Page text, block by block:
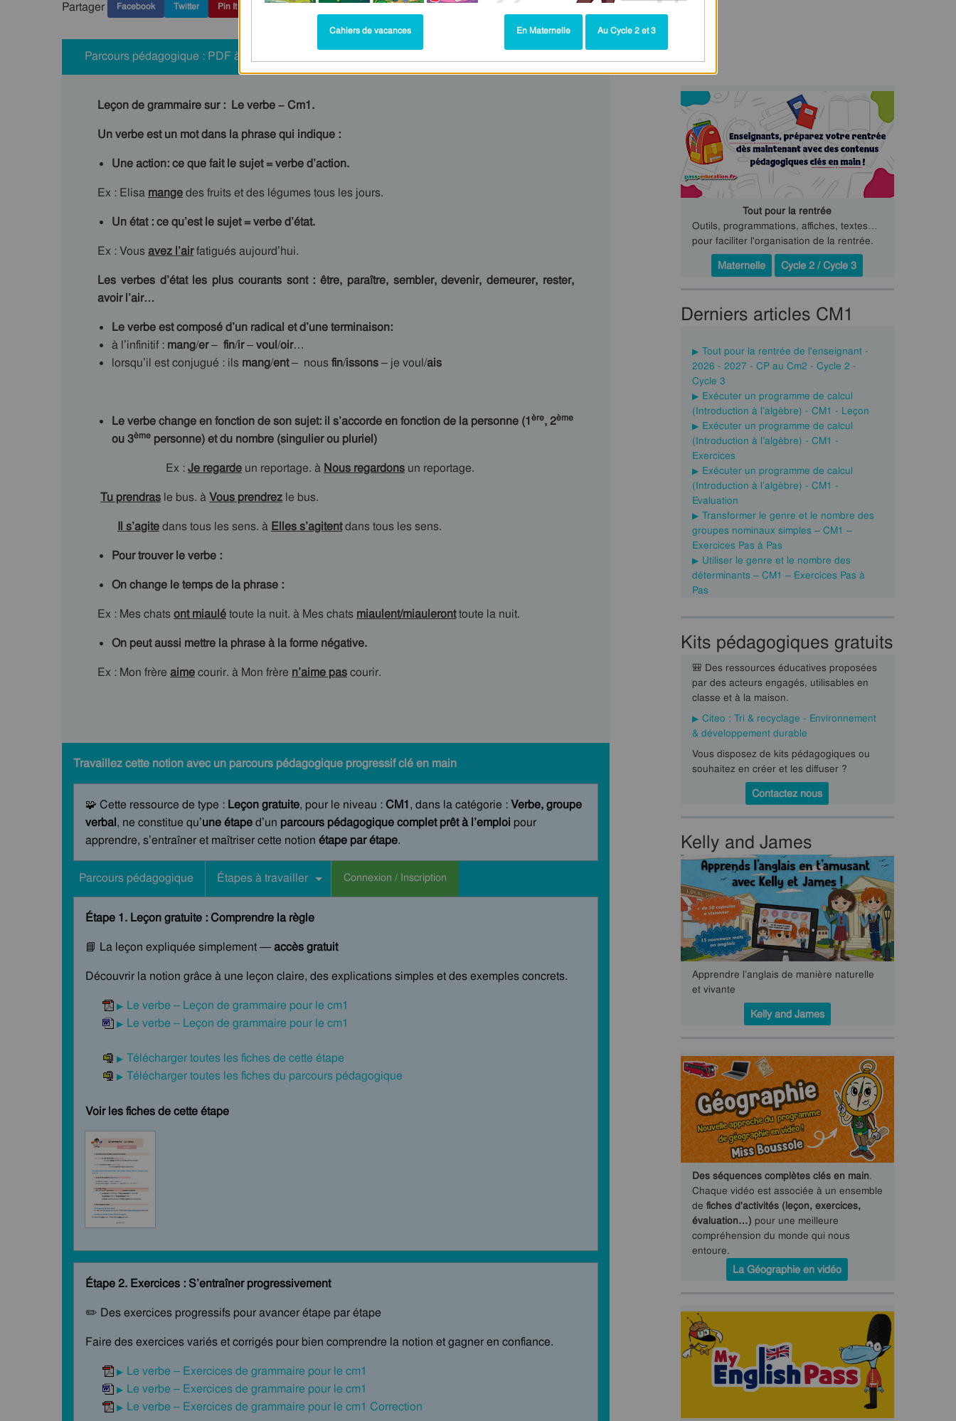
Partager Facebook Twitter Pin It
Parcours pédagogique : PDF à imprimer
Leçon de grammaire sur : Le verbe – Cm1.
Un verbe est un mot dans la phrase qui indique :
Une action: ce que fait le sujet = verbe d’action.
Ex : Elisa mangedes fruits et des légumes tous les jours.
Un état: ce qu’est le sujet = verbe d’état.
Ex : Vousavez l’airfatigués aujourd’hui.
Les verbes d’état les plus courants sont : être, paraître, sembler, devenir, demeurer, rester,
avoir l’air…
Le verbe est composé d’un radical et d’une terminaison:
à l’infinitif : mang/er– fin/ir–voul/oir…
lorsqu’il est conjugué : ils mang/ent– nousfin/issons– je voul/ais
Le verbe change en fonction de son sujet: il s’accorde en fonction de la personne (1ère, 2ème
ou 3ème personne) et du nombre (singulier ou pluriel)
Ex :Je regarde un reportage. à Nous regardons un reportage.
Tu prendras le bus. àVous prendrez le bus.
Il s’agitedans tous les sens. à Elles s’agitentdans tous les sens.
Pour trouver le verbe :
On change le temps de la phrase :
Ex : Mes chatsont miaulétoute la nuit. à Mes chats miaulent/miauleronttoute la nuit.
On peut aussi mettre la phrase à la forme négative.
Ex : Mon frère aimecourir. à Mon frère n’aime pascourir.
Travaillez cette notion avec un parcours pédagogique progressif clé en main
🧩 Cette ressource de type : Leçon gratuite, pour le niveau :CM1, dans la catégorie :Verbe, groupe
verbal, ne constitue qu’une étaped’un parcours pédagogique complet prêt à l’emploi pour
apprendre, s’entraîner et maîtriser cette notion étape par étape.
Parcours pédagogique Étapes à travailler Connexion / Inscription
Étape 1. Leçon gratuite : Comprendre la règle
📘 La leçon expliquée simplement —accès gratuit
Découvrir la notion grâce à une leçon claire, des explications simples et des exemples concrets.
Le verbe – Leçon de grammaire pour le cm1
Le verbe – Leçon de grammaire pour le cm1
Télécharger toutes les fiches de cette étape
Télécharger toutes les fiches du parcours pédagogique
Voir les fiches de cette étape
Étape 2. Exercices : S’entraîner progressivement
✏️ Des exercices progressifs pour avancer étape par étape
Faire des exercices variés et corrigés pour bien comprendre la notion et gagner en confiance.
Le verbe – Exercices de grammaire pour le cm1
Le verbe – Exercices de grammaire pour le cm1
Le verbe – Exercices de grammaire pour le cm1 Correction
Tout pour la rentrée
Outils, programmations, affiches, textes…
pour faciliter l'organisation de la rentrée.
Maternelle
Cycle 2 / Cycle 3
Derniers articles CM1
Tout pour la rentrée de l'enseignant -
2026 - 2027 - CP au Cm2 - Cycle 2 -
Cycle 3
Exécuter un programme de calcul
(Introduction à l’algèbre) - CM1 - Leçon
Exécuter un programme de calcul
(Introduction à l’algèbre) - CM1 -
Exercices
Exécuter un programme de calcul
(Introduction à l’algèbre) - CM1 -
Evaluation
Transformer le genre et le nombre des
groupes nominaux simples – CM1 –
Exercices Pas à Pas
Utiliser le genre et le nombre des
déterminants – CM1 – Exercices Pas à
Pas
Kits pédagogiques gratuits
🎒 Des ressources éducatives proposées
par des acteurs engagés, utilisables en
classe et à la maison.
Citeo : Tri & recyclage - Environnement
& développement durable
Vous disposez de kits pédagogiques ou
souhaitez en créer et les diffuser ?
Contactez nous
Kelly and James
Apprendre l’anglais de manière naturelle
et vivante
Kelly and James
Des séquences complètes clés en main.
Chaque vidéo est associée à un ensemble
de fiches d'activités (leçon, exercices,
évaluation…) pour une meilleure
compréhension du monde qui nous
entoure.
La Géographie en vidéo
Cahiers de vacances En Maternelle Au Cycle 2 et 3